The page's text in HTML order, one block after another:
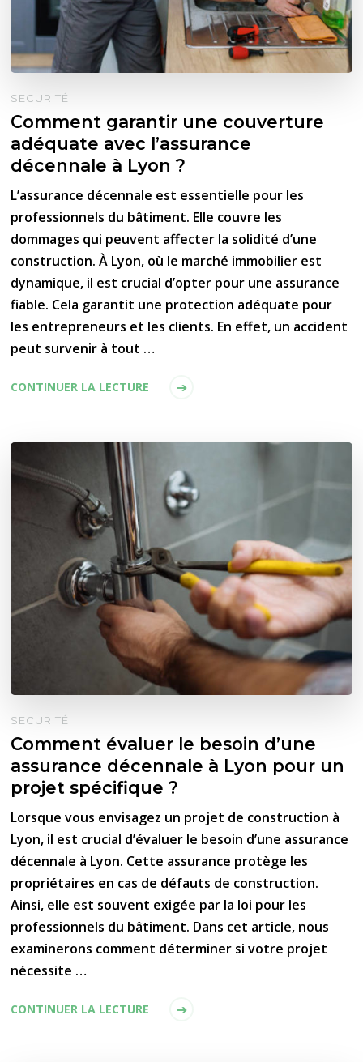
SECURITÉ
Comment garantir une couverture
adéquate avec l’assurance
décennale à Lyon ?
L’assurance décennale est essentielle pour les
professionnels du bâtiment. Elle couvre les
dommages qui peuvent affecter la solidité d’une
construction. À Lyon, où le marché immobilier est
dynamique, il est crucial d’opter pour une assurance
fiable. Cela garantit une protection adéquate pour
les entrepreneurs et les clients. En effet, un accident
peut survenir à tout …
CONTINUER LA LECTURE
SECURITÉ
Comment évaluer le besoin d’une
assurance décennale à Lyon pour un
projet spécifique ?
Lorsque vous envisagez un projet de construction à
Lyon, il est crucial d’évaluer le besoin d’une assurance
décennale à Lyon. Cette assurance protège les
propriétaires en cas de défauts de construction.
Ainsi, elle est souvent exigée par la loi pour les
professionnels du bâtiment. Dans cet article, nous
examinerons comment déterminer si votre projet
nécessite …
CONTINUER LA LECTURE